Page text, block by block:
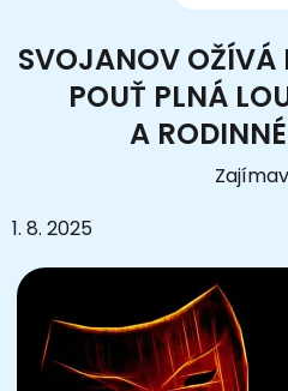
SVOJANOV OŽÍVÁ
POUŤ PLNÁ
A
1. 8. 2025